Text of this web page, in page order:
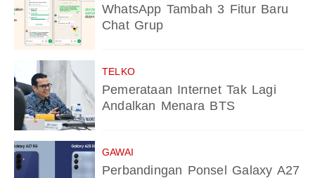
WhatsApp Tambah 3 Fitur Baru
Chat Grup
TELKO
Pemerataan Internet Tak Lagi
Andalkan Menara BTS
GAWAI
Perbandingan Ponsel Galaxy A27